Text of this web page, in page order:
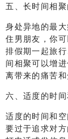
五、长时间相
身处异地的最
住男朋友，你
排假期一起旅
间相聚可以增
离带来的痛苦和
六、适度的时
适度的时间和
要过于追求对